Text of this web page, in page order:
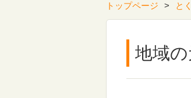
トップページ と
地域